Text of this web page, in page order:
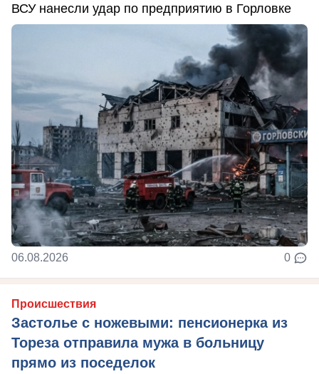
ВСУ нанесли удар по предприятию в Горловке
06.08.2026 0
Происшествия
Застолье с ножевыми: пенсионерка из
Тореза отправила мужа в больницу
прямо из поседелок